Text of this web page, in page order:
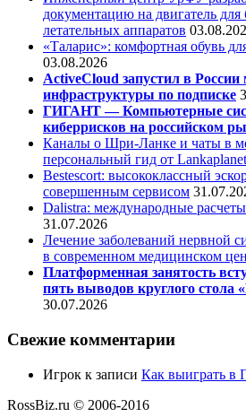
документацию на двигатель
летательных аппаратов
«Таларис»: комфортная обувь
03.08.2026
ActiveCloud запустил в
инфраструктуры по подписке
ГИГАНТ — Компьютерные
киберрисков на российском
Каналы о Шри-Ланке и чаты в
персональный гид от Lankaplanet
Bestescort: высококлассный
совершенным сервисом
Dalistra: международные
31.07.2026
Лечение заболеваний нервной
в современном медицинском
Платформенная занятость
пять выводов круглого стола
30.07.2026
Свежие комментарии
Игрок к записи Как выиграть в
RossBiz.ru © 2006-2016